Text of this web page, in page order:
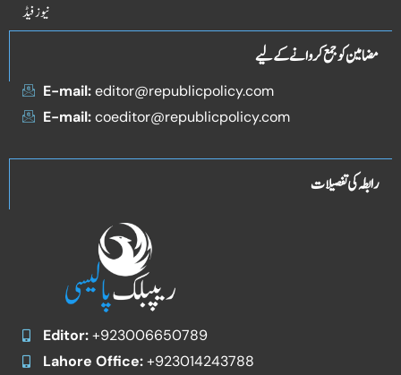
نیوز فیڈ
مضامین کو جمع کروانے کے لیے
E-mail:editor@republicpolicy.com
E-mail:coeditor@republicpolicy.com
رابطہ کی تفصیلات
Editor:+923006650789
Lahore Office:+923014243788